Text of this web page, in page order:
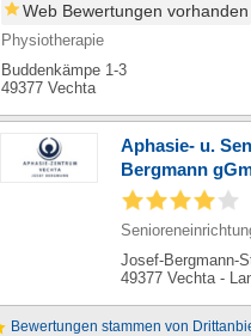
Web Bewertungen vorhanden
Physiotherapie
Buddenkämpe 1-3
49377 Vechta
Aphasie- u.
Bergmann
Josef-Bergmann-
49377 Vechta -
Bewertungen stammen von